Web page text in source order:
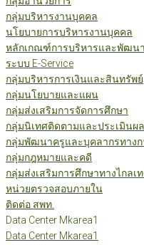
กลุ่มบริหารงานบุคคล
นโยบายการบริหารงานบุคคล
หลักเกณฑ์การบริหารและพัฒน
ระบบ E-Service
กลุ่มบริหารการเงินและสินทรัพย์
กลุ่มนโยบายและแผน
กลุ่มส่งเสริมการจัดการศึกษา
กลุ่มนิเทศติดตามและประเมินผ
กลุ่มพัฒนาครูและบุคลากรทางก
กลุ่มกฎหมายและคดี
กลุ่มส่งเสริมการศึกษาทางไกล
หน่วยตรวจสอบภายใน
ติดต่อ สพท.
Data Center Mkarea1
Data Center Mkarea1